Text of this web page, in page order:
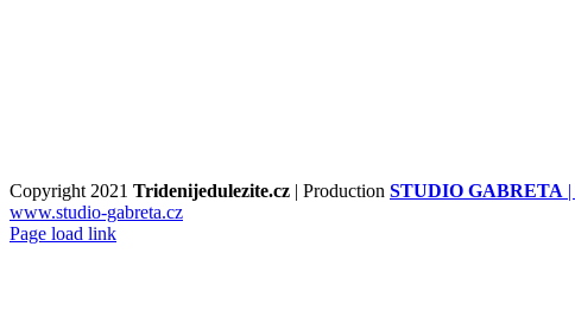
Copyright 2021 Tridenijedulezite.cz | Production STUDIO GABRETA |
www.studio-gabreta.cz
Page load link